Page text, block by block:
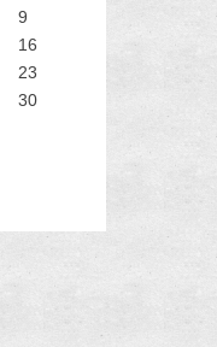
9
16
23
30